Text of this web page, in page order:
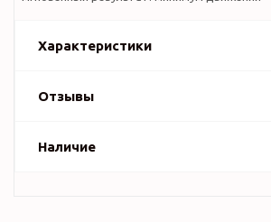
Характеристики
Отзывы
Наличие